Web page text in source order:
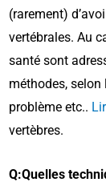
(rarement)
vertébrales. Au
santé sont
méthodes, selon
problème etc..
vertèbres.
Q:Quelles